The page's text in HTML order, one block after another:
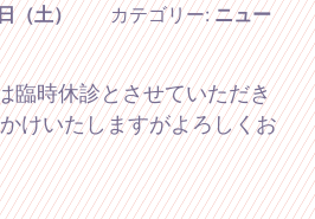
（土） カテゴリー:ニュー
臨時休診とさせていただき
けいたしますがよろしくお